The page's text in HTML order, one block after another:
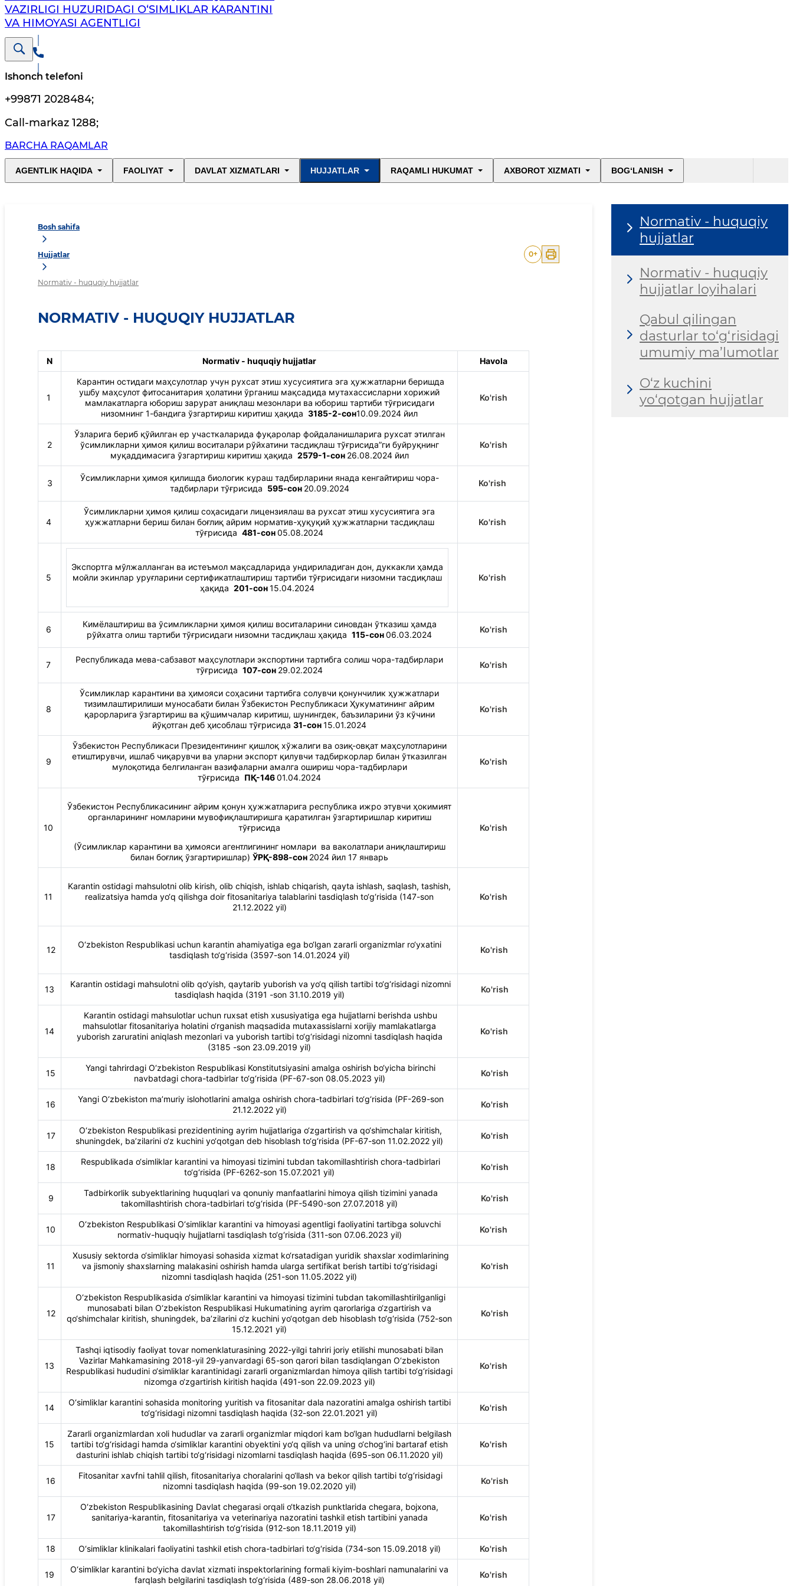
VAZIRLIGI HUZURIDAGI O‘SIMLIKLAR KARANTINI
VA HIMOYASI AGENTLIGI
Ishonch telefoni
+99871 2028484;
Call-markaz 1288;
BARCHA RAQAMLAR
AGENTLIK HAQIDA FAOLIYAT DAVLAT XIZMATLARI HUJJATLAR RAQAMLI HUKUMAT AXBOROT XIZMATI BOG‘LANISH
Bosh sahifa
Hujjatlar
Normativ - huquqiy hujjatlar
0+
NORMATIV - HUQUQIY HUJJATLAR
N Normativ - huquqiy hujjatlar Havola
1
Карантин остидаги маҳсулотлар учун рухсат этиш хусусиятига эга ҳужжатларни беришда
ушбу маҳсулот фитосанитария ҳолатини ўрганиш мақсадида мутахассисларни хорижий
мамлакатларга юбориш зарурат аниқлаш мезонлари ва юбориш тартиби тўғрисидаги
низомнинг 1-бандига ўзгартириш киритиш ҳақида 3185-2-сон10.09.2024 йил
Ko'rish
2
Ўзларига бериб қўйилган ер участкаларида фуқаролар фойдаланишларига рухсат этилган
ўсимликларни ҳимоя қилиш воситалари рўйхатини тасдиқлаш тўғрисида”ги буйруқнинг
муқаддимасига ўзгартириш киритиш ҳақида 2579-1-сон 26.08.2024 йил
Ko'rish
3
Ўсимликларни ҳимоя қилишда биологик кураш тадбирларини янада кенгайтириш чора-
тадбирлари тўғрисида 595-сон 20.09.2024
Ko'rish
4
Ўсимликларни ҳимоя қилиш соҳасидаги лицензиялаш ва рухсат этиш хусусиятига эга
ҳужжатларни бериш билан боғлиқ айрим норматив-ҳуқуқий ҳужжатларни тасдиқлаш
тўғрисида 481-сон05.08.2024
Ko'rish
5
Экспортга мўлжалланган ва истеъмол мақсадларида ундириладиган дон, дуккакли ҳамда
мойли экинлар уруғларини сертификатлаштириш тартиби тўғрисидаги низомни тасдиқлаш
ҳақида 201-сон15.04.2024
Ko'rish
6
Кимёлаштириш ва ўсимликларни ҳимоя қилиш воситаларини синовдан ўтказиш ҳамда
рўйхатга олиш тартиби тўғрисидаги низомни тасдиқлаш ҳақида 115-сон06.03.2024
Ko'rish
7
Республикада мева-сабзавот маҳсулотлари экспортини тартибга солиш чора-тадбирлари
тўғрисида 107-сон 29.02.2024
Ko'rish
8
Ўсимликлар карантини ва ҳимояси соҳасини тартибга солувчи қонунчилик ҳужжатлари
тизимлаштирилиши муносабати билан Ўзбекистон Республикаси Ҳукуматининг айрим
қарорларига ўзгартириш ва қўшимчалар киритиш, шунингдек, баъзиларини ўз кўчини
йўқотган деб ҳисоблаш тўғрисида 31-сон15.01.2024
Ko'rish
9
Ўзбекистон Республикаси Президентининг қишлоқ хўжалиги ва озиқ-овқат маҳсулотларини
етиштирувчи, ишлаб чиқарувчи ва уларни экспорт қилувчи тадбиркорлар билан ўтказилган
мулоқотида белгиланган вазифаларни амалга ошириш чора-тадбирлари
тўғрисида ПҚ-14601.04.2024
Ko'rish
10
Ўзбекистон Республикасининг айрим қонун ҳужжатларига республика ижро этувчи ҳокимият
органларининг номларини мувофиқлаштиришга қаратилган ўзгартиришлар киритиш
тўғрисида
(Ўсимликлар карантини ва ҳимояси агентлигининг номлари ва ваколатлари аниқлаштириш
билан боғлиқ ўзгартиришлар) ЎРҚ-898-сон 2024 йил 17 январь
Ko'rish
11
Karantin ostidagi mahsulotni olib kirish, olib chiqish, ishlab chiqarish, qayta ishlash, saqlash, tashish,
realizatsiya hamda yo‘q qilishga doir fitosanitariya talablarini tasdiqlash to‘g‘risida (147-son
21.12.2022 yil)
Ko'rish
12
O‘zbekiston Respublikasi uchun karantin ahamiyatiga ega bo‘lgan zararli organizmlar ro‘yxatini
tasdiqlash to‘g‘risida (3597-son 14.01.2024 yil)
Ko'rish
13
Karantin ostidagi mahsulotni olib qo‘yish, qaytarib yuborish va yo‘q qilish tartibi to‘g‘risidagi nizomni
tasdiqlash haqida (3191 -son 31.10.2019 yil)
Ko'rish
14
Karantin ostidagi mahsulotlar uchun ruxsat etish xususiyatiga ega hujjatlarni berishda ushbu
mahsulotlar fitosanitariya holatini o‘rganish maqsadida mutaxassislarni xorijiy mamlakatlarga
yuborish zaruratini aniqlash mezonlari va yuborish tartibi to‘g‘risidagi nizomni tasdiqlash haqida
(3185 -son 23.09.2019 yil)
Ko'rish
15
Yangi tahrirdagi O‘zbekiston Respublikasi Konstitutsiyasini amalga oshirish bo‘yicha birinchi
navbatdagi chora-tadbirlar to‘g‘risida (PF-67-son 08.05.2023 yil)
Ko'rish
16
Yangi O‘zbekiston ma’muriy islohotlarini amalga oshirish chora-tadbirlari to‘g‘risida (PF-269-son
21.12.2022 yil)
Ko'rish
17
O‘zbekiston Respublikasi prezidentining ayrim hujjatlariga o‘zgartirish va qo‘shimchalar kiritish,
shuningdek, ba’zilarini o‘z kuchini yo‘qotgan deb hisoblash to‘g‘risida (PF-67-son 11.02.2022 yil)
Ko'rish
18
Respublikada o‘simliklar karantini va himoyasi tizimini tubdan takomillashtirish chora-tadbirlari
to‘g‘risida (PF-6262-son 15.07.2021 yil)
Ko'rish
9
Tadbirkorlik subyektlarining huquqlari va qonuniy manfaatlarini himoya qilish tizimini yanada
takomillashtirish chora-tadbirlari to‘g‘risida (PF-5490-son 27.07.2018 yil)
Ko'rish
10
O‘zbekiston Respublikasi O‘simliklar karantini va himoyasi agentligi faoliyatini tartibga soluvchi
normativ-huquqiy hujjatlarni tasdiqlash to‘g‘risida (311-son 07.06.2023 yil)
Ko'rish
11
Xususiy sektorda o‘simliklar himoyasi sohasida xizmat ko‘rsatadigan yuridik shaxslar xodimlarining
va jismoniy shaxslarning malakasini oshirish hamda ularga sertifikat berish tartibi to‘g‘risidagi
nizomni tasdiqlash haqida (251-son 11.05.2022 yil)
Ko'rish
12
O‘zbekiston Respublikasida o‘simliklar karantini va himoyasi tizimini tubdan takomillashtirilganligi
munosabati bilan O‘zbekiston Respublikasi Hukumatining ayrim qarorlariga o‘zgartirish va
qo‘shimchalar kiritish, shuningdek, ba’zilarini o‘z kuchini yo‘qotgan deb hisoblash to‘g‘risida (752-son
15.12.2021 yil)
Ko'rish
13
Tashqi iqtisodiy faoliyat tovar nomenklaturasining 2022-yilgi tahriri joriy etilishi munosabati bilan
Vazirlar Mahkamasining 2018-yil 29-yanvardagi 65-son qarori bilan tasdiqlangan O‘zbekiston
Respublikasi hududini o‘simliklar karantinidagi zararli organizmlardan himoya qilish tartibi to‘g‘risidagi
nizomga o‘zgartirish kiritish haqida (491-son 22.09.2023 yil)
Ko'rish
14
O‘simliklar karantini sohasida monitoring yuritish va fitosanitar dala nazoratini amalga oshirish tartibi
to‘g‘risidagi nizomni tasdiqlash haqida (32-son 22.01.2021 yil)
Ko'rish
15
Zararli organizmlardan xoli hududlar va zararli organizmlar miqdori kam bo‘lgan hududlarni belgilash
tartibi to‘g‘risidagi hamda o‘simliklar karantini obyektini yo‘q qilish va uning o‘chog‘ini bartaraf etish
dasturini ishlab chiqish tartibi to‘g‘risidagi nizomlarni tasdiqlash haqida (695-son 06.11.2020 yil)
Ko'rish
16
Fitosanitar xavfni tahlil qilish, fitosanitariya choralarini qo‘llash va bekor qilish tartibi to‘g‘risidagi
nizomni tasdiqlash haqida (99-son 19.02.2020 yil)
Ko'rish
17
O‘zbekiston Respublikasining Davlat chegarasi orqali o‘tkazish punktlarida chegara, bojxona,
sanitariya-karantin, fitosanitariya va veterinariya nazoratini tashkil etish tartibini yanada
takomillashtirish to‘g‘risida (912-son 18.11.2019 yil)
Ko'rish
18 O‘simliklar klinikalari faoliyatini tashkil etish chora-tadbirlari to‘g‘risida (734-son 15.09.2018 yil) Ko'rish
19
O‘simliklar karantini bo‘yicha davlat xizmati inspektorlarining formali kiyim-boshlari namunalarini va
farqlash belgilarini tasdiqlash to‘g‘risida (489-son 28.06.2018 yil)
Ko'rish
Normativ - huquqiy
hujjatlar
Normativ - huquqiy
hujjatlar loyihalari
Qabul qilingan
dasturlar to‘g‘risidagi
umumiy ma’lumotlar
O‘z kuchini
yo‘qotgan hujjatlar